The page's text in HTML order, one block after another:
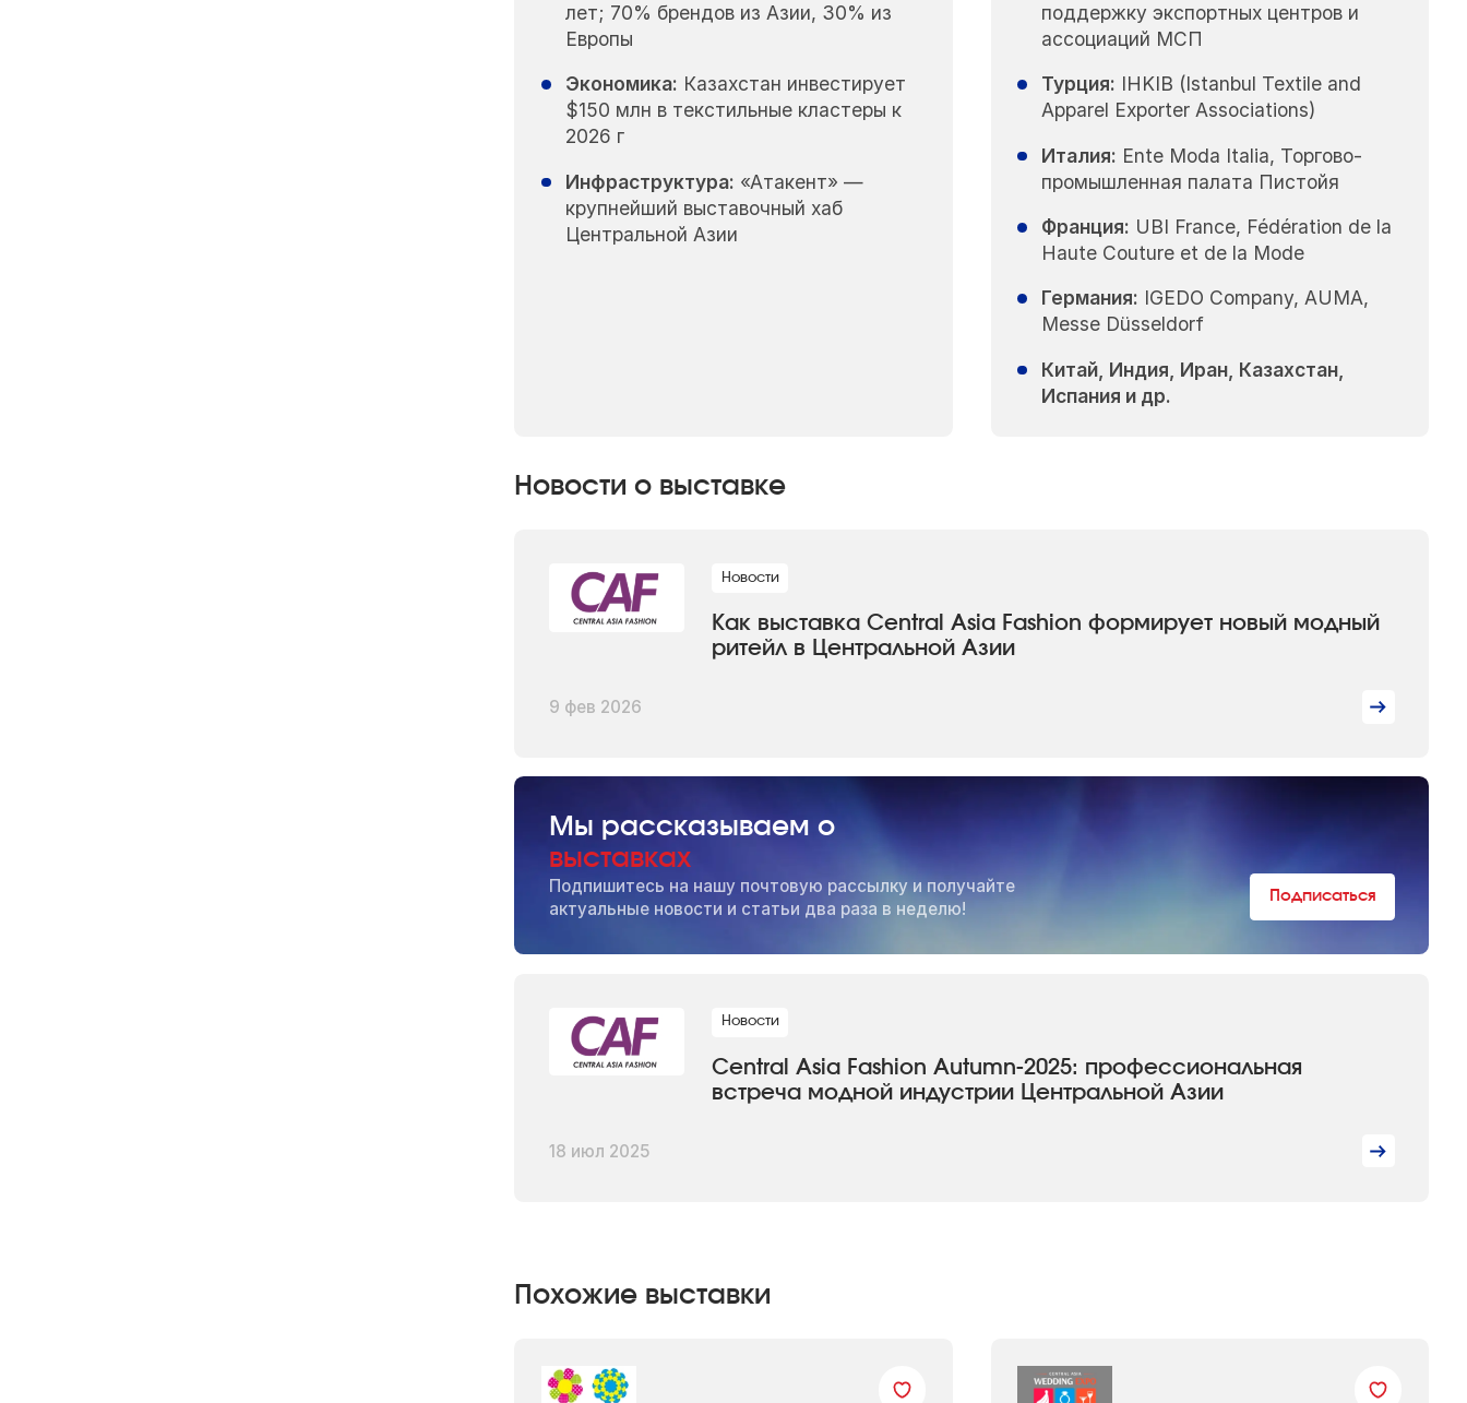
лет; 70% брендов из Азии, 30% из
Европы
Экономика: Казахстан инвестирует
$150 млн в текстильные кластеры к
2026 г
Инфраструктура: «Атакент» —
крупнейший выставочный хаб
Центральной Азии
поддержку экспортных центров и
ассоциаций МСП
Турция: IHKIB (Istanbul Textile and
Apparel Exporter Associations)
Италия: Ente Moda Italia, Торгово-
промышленная палата Пистойя
Франция: UBI France, Fédération de la
Haute Couture et de la Mode
Германия: IGEDO Company, AUMA,
Messe Düsseldorf
Китай, Индия, Иран, Казахстан,
Испания и др.
Новости о выставке
Новости
9 фев 2026
Как выставка Central Asia Fashion формирует новый модный
ритейл в Центральной Азии
Новости
18 июл 2025
Central Asia Fashion Autumn-2025: профессиональная
встреча модной индустрии Центральной Азии
Мы рассказываем о
выставках
Подпишитесь на нашу почтовую рассылку и получайте
актуальные новости и статьи два раза в неделю!
Подписаться
Похожие выставки